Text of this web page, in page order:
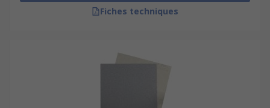
Fiches techniques